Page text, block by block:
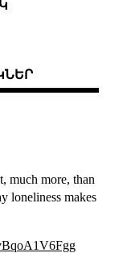
much more, than
loneliness makes